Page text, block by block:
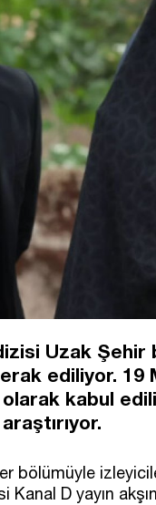
Uzak Şehir
ediliyor. 19
kabul
bölümüyle
Kanal D yayın